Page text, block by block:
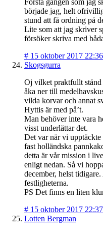
började jag, helt
stund att få ordning på
Lite som att jag skriver
försöker skriva med
# 15 oktober 2017 22:36
Skogsgurra
Oj vilket praktfullt
åka ner till
vilda korvar och annat
Hyttis är med på’t.
Man behöver inte vara
visst underlättar det.
Det var när vi upptäckte
fast holländska
detta är vår mission i
enligt nedan. Så vi
december, helst
festligheterna.
PS Det finns en liten
# 15 oktober 2017 22:37
Lotten Bergman